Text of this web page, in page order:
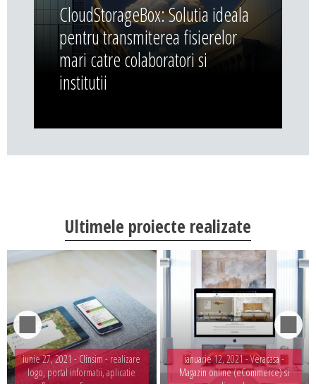
CloudStorageBox: Solutia ideala
pentru transmiterea fisierelor
mari catre colaboratori si
institutii
Ultimele proiecte realizate
iunie 27, 2021 - Clinsim - realizare
logo, portal informatii, aplicatie
ianuarie 12, 2021 -Veracasa -
Magazin online (eCommerce) si